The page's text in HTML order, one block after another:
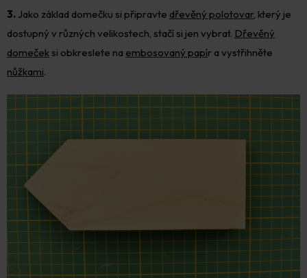
3. Jako základ domečku si připravte dřevěný polotovar, který je
dostupný v různých velikostech, stačí si jen vybrat. Dřevěný
domeček si obkreslete na embosovaný papír a vystřihněte
nůžkami.